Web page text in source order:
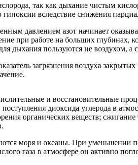
так как дыхание чистым
гипоксии вследствие снижения
давлением азот начинает
при работе на больших
дыхания пользуются не воздухом,
загрязнения воздуха
и восстановительные
диоксида углерода в
органических веществ;
моря и океаны. При уменьшении
газа в атмосфере он активно